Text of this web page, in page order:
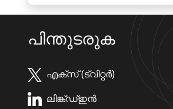
പിന്തുടരുക
എക്സ് (ട്വിറ്റർ)
ലിങ്ക്ഡ്ഇൻ